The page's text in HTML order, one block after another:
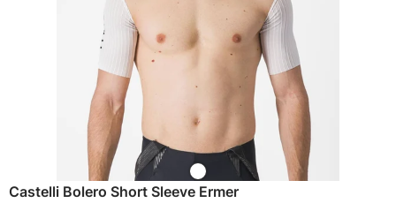
Castelli Bolero Short Sleeve Ermer